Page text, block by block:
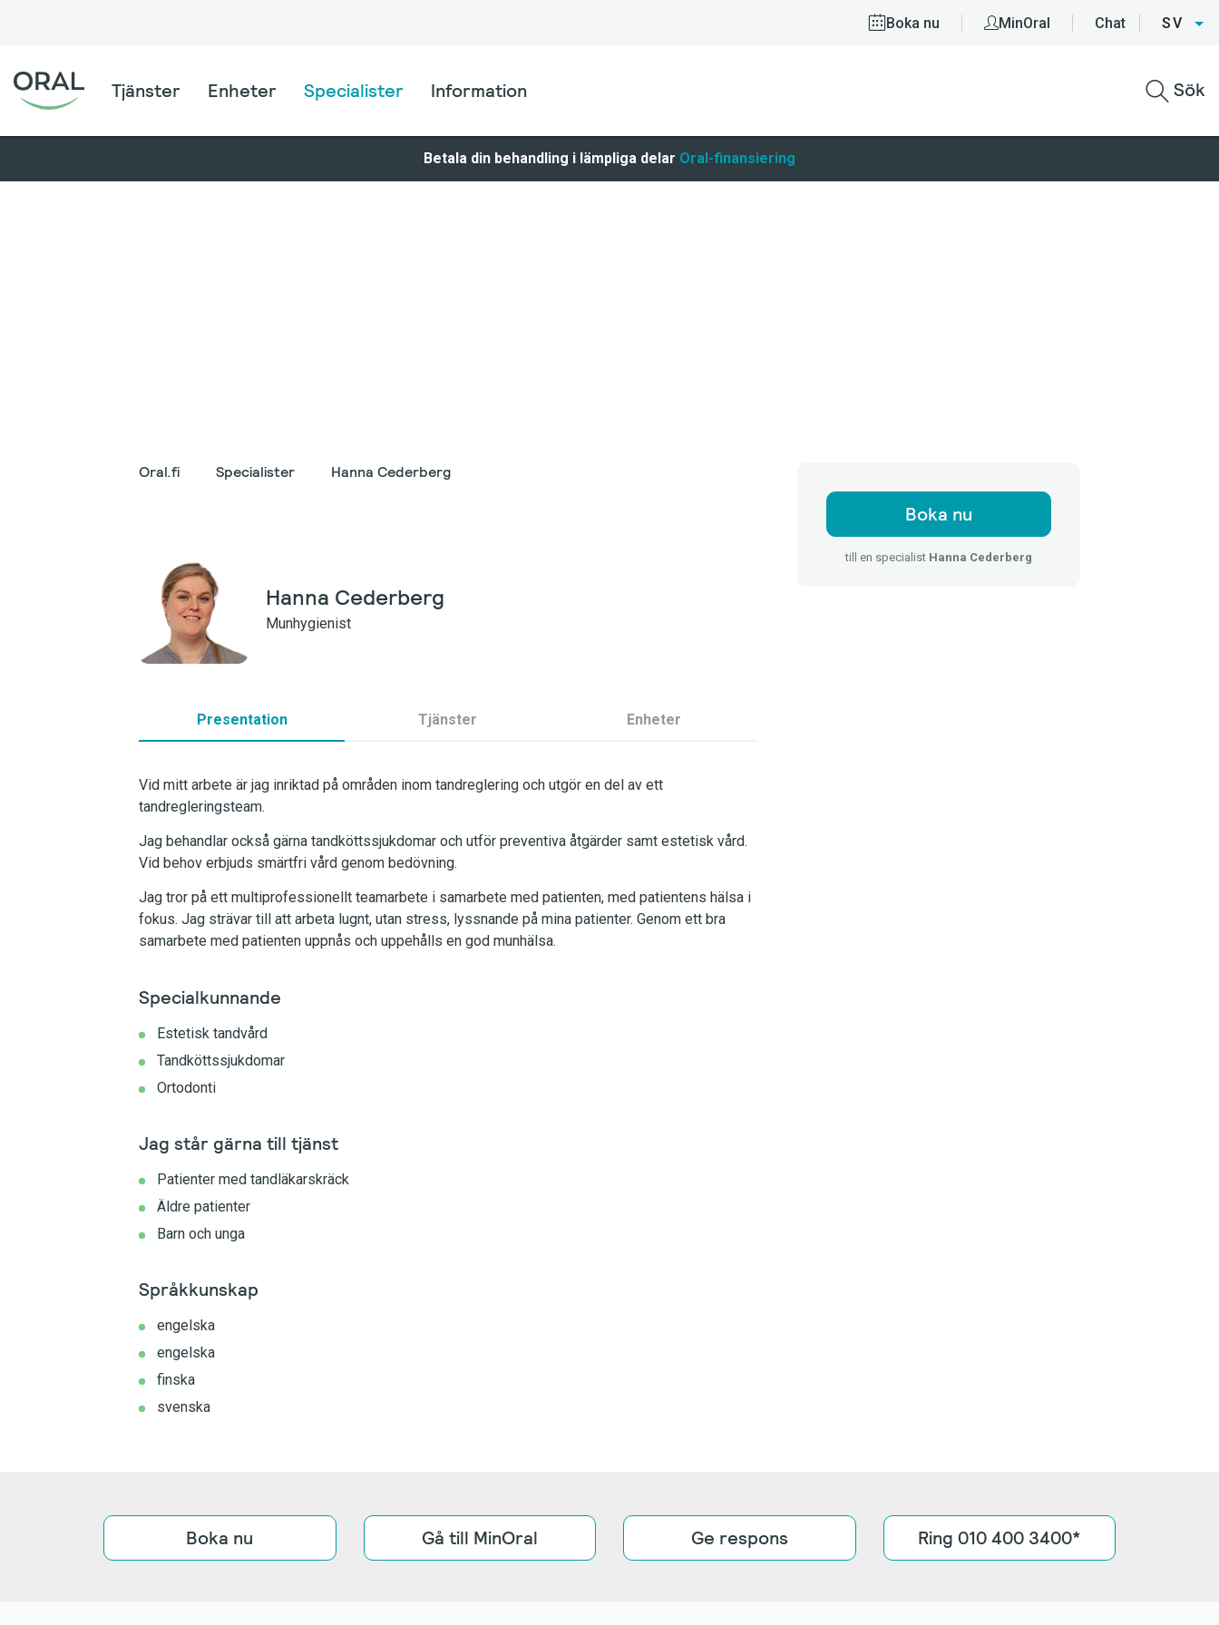
Boka nu MinOral Chat SV
Tjänster Enheter Specialister Information Sök
Betala din behandling i lämpliga delar Oral-finansiering
Boka nu
till en specialist Hanna Cederberg
Oral.fi Specialister Hanna Cederberg
Hanna Cederberg
Munhygienist
Presentation Tjänster Enheter
Vid mitt arbete är jag inriktad på områden inom tandreglering och utgör en del av ett
tandregleringsteam.
Jag behandlar också gärna tandköttssjukdomar och utför preventiva åtgärder samt estetisk vård.
Vid behov erbjuds smärtfri vård genom bedövning.
Jag tror på ett multiprofessionellt teamarbete i samarbete med patienten, med patientens hälsa i
fokus. Jag strävar till att arbeta lugnt, utan stress, lyssnande på mina patienter. Genom ett bra
samarbete med patienten uppnås och uppehålls en god munhälsa.
Specialkunnande
Estetisk tandvård
Tandköttssjukdomar
Ortodonti
Jag står gärna till tjänst
Patienter med tandläkarskräck
Äldre patienter
Barn och unga
Språkkunskap
engelska
engelska
finska
svenska
Boka nu Gå till MinOral Ge respons Ring 010 400 3400*